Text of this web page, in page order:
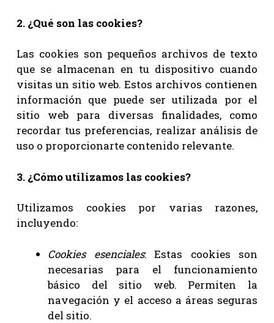
2. ¿Qué son las cookies?
Las cookies son pequeños archivos de texto
que se almacenan en tu dispositivo cuando
visitas un sitio web. Estos archivos contienen
información que puede ser utilizada por el
sitio web para diversas finalidades, como
recordar tus preferencias, realizar análisis de
uso o proporcionarte contenido relevante.
3. ¿Cómo utilizamos las cookies?
Utilizamos cookies por varias razones,
incluyendo:
Cookies esenciales: Estas cookies son
necesarias para el funcionamiento
básico del sitio web. Permiten la
navegación y el acceso a áreas seguras
del sitio.